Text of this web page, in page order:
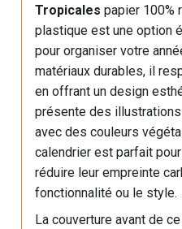
Tropicalespapier 100%
plastique est une option
pour organiser votre
matériaux durables, il
en offrant un design
présente des
avec des couleurs
calendrier est parfait
réduire leur empreinte
fonctionnalité ou le style.
La couverture avant de